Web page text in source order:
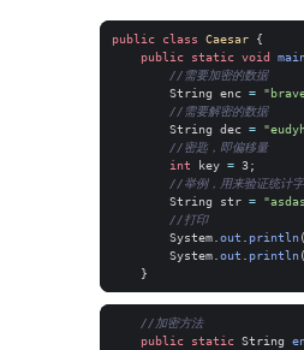
public class Caesar
{
public
static void
//需要加密的数据
String
enc =
//需要解密的数据
String
dec =
//密匙，即偏移量
int
key = 3;
//举例，用来验证统计
String
str =
//打印
System out println(
System out println(
}
//加密方法
public
static String